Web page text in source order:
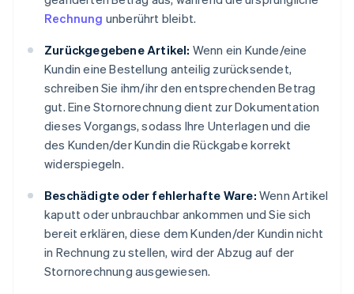
Rechnung unberührt bleibt.
Zurückgegebene Artikel: Wenn ein Kunde/eine
Kundin eine Bestellung anteilig zurücksendet,
schreiben Sie ihm/ihr den entsprechenden Betrag
gut. Eine Stornorechnung dient zur Dokumentation
dieses Vorgangs, sodass Ihre Unterlagen und die
des Kunden/der Kundin die Rückgabe korrekt
widerspiegeln.
Beschädigte oder fehlerhafte Ware: Wenn Artikel
kaputt oder unbrauchbar ankommen und Sie sich
bereit erklären, diese dem Kunden/der Kundin nicht
in Rechnung zu stellen, wird der Abzug auf der
Stornorechnung ausgewiesen.